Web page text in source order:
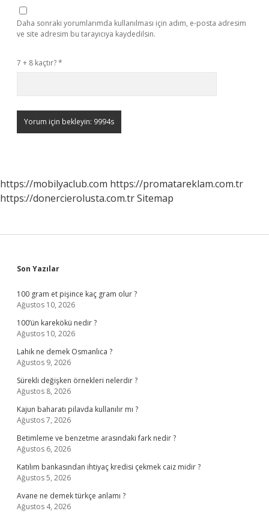
Daha sonraki yorumlarımda kullanılması için adım, e-posta adresim
ve site adresim bu tarayıcıya kaydedilsin.
7 + 8 kaçtır?*
https://mobilyaclub.com https://promatareklam.com.tr
https://donercierolusta.com.trSitemap
Sidebar
Son Yazılar
100 gram et pişince kaç gram olur ?
Ağustos 10, 2026
100’ün karekökü nedir ?
Ağustos 10, 2026
Lahik ne demek Osmanlıca ?
Ağustos 9, 2026
Sürekli değişken örnekleri nelerdir ?
Ağustos 8, 2026
Kajun baharatı pilavda kullanılır mı ?
Ağustos 7, 2026
Betimleme ve benzetme arasındaki fark nedir ?
Ağustos 6, 2026
Katılım bankasından ihtiyaç kredisi çekmek caiz midir ?
Ağustos 5, 2026
Avane ne demek türkçe anlamı ?
Ağustos 4, 2026